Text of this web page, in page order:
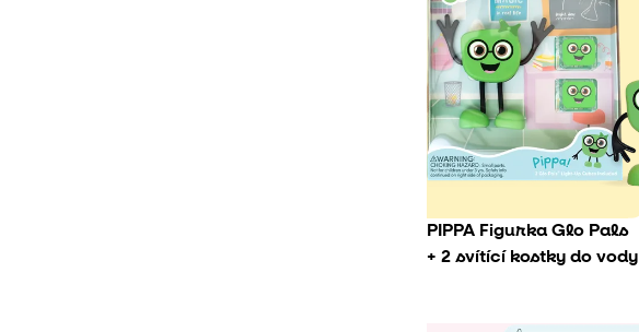
PIPPA Figurka Glo Pals
+ 2 svítící kostky do vody